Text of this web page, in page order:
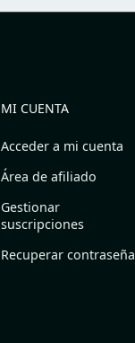
MI CUENTA
Acceder a mi cuenta
Área de afiliado
Gestionar
suscripciones
Recuperar contraseña